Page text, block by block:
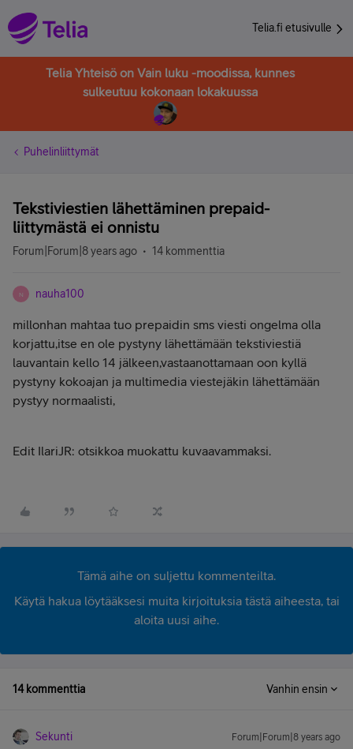
Telia.fi etusivulle
Telia Yhteisö on Vain luku -moodissa, kunnes
sulkeutuu kokonaan lokakuussa
Puhelinliittymät
Tekstiviestien lähettäminen prepaid-
liittymästä ei onnistu
Forum|Forum|8 years ago 14 kommenttia
N nauha100
millonhan mahtaa tuo prepaidin sms viesti ongelma olla
korjattu,itse en ole pystyny lähettämään tekstiviestiä
lauvantain kello 14 jälkeen,vastaanottamaan oon kyllä
pystyny kokoajan ja multimedia viestejäkin lähettämään
pystyy normaalisti,
Edit IlariJR: otsikkoa muokattu kuvaavammaksi.
Tämä aihe on suljettu kommenteilta.
Käytä hakua löytääksesi muita kirjoituksia tästä aiheesta, tai
aloita uusi aihe.
14 kommenttia Vanhin ensin
Sekunti Forum|Forum|8 years ago